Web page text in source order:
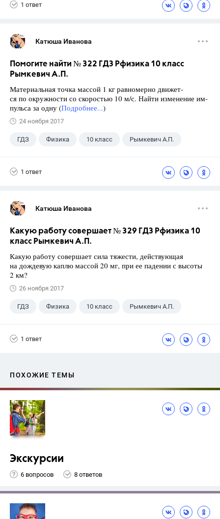
1 ответ
Катюша Иванова
Помогите найти № 322 ГДЗ Рфизика 10 класс
Рымкевич А.П.
Материальная точка массой 1 кг равномерно движет-
ся по окружности со скоростью 10 м/с. Найти изменение им-
пульса за одну (Подробнее...)
24 ноября 2017
ГДЗ Физика 10 класс Рымкевич А.П.
1 ответ
Катюша Иванова
Какую работу совершает № 329 ГДЗ Рфизика 10
класс Рымкевич А.П.
Какую работу совершает сила тяжести, действующая
на дождевую каплю массой 20 мг, при ее падении с высоты
2 км?
26 ноября 2017
ГДЗ Физика 10 класс Рымкевич А.П.
1 ответ
ПОХОЖИЕ ТЕМЫ
Экскурсии
6 вопросов 8 ответов